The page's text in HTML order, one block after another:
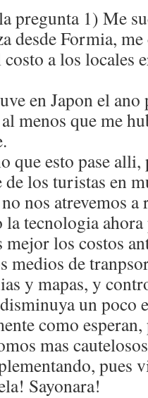
pregunta 1) Me
desde Formia,
a los locales
en Japon el ano
menos que me
que esto pase alli,
de los turistas en
nos atrevemos
la tecnologia
los costos
medios de
y mapas, y
un
como
mas
pues
Sayonara!